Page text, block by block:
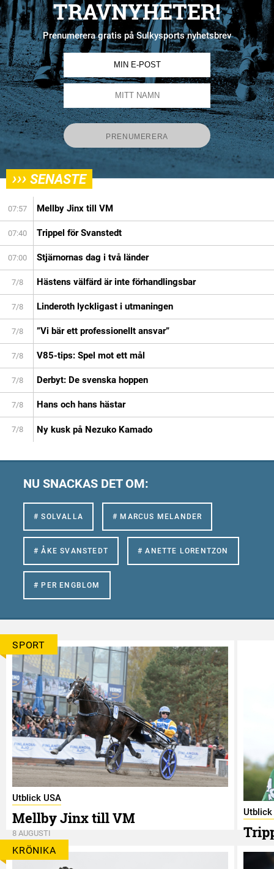
TRAVNYHETER!
Prenumerera gratis på Sulkysports nyhetsbrev
››› SENASTE
07:57 Mellby Jinx till VM
07:40 Trippel för Svanstedt
07:00 Stjärnornas dag i två länder
7/8 Hästens välfärd är inte förhandlingsbar
7/8 Linderoth lyckligast i utmaningen
7/8 ”Vi bär ett professionellt ansvar”
7/8 V85-tips: Spel mot ett mål
7/8 Derbyt: De svenska hoppen
7/8 Hans och hans hästar
7/8 Ny kusk på Nezuko Kamado
NU SNACKAS DET OM:
# SOLVALLA # MARCUS MELANDER
# ÅKE SVANSTEDT # ANETTE LORENTZON
# PER ENGBLOM
SPORT
Utblick USA
Mellby Jinx till VM
8 AUGUSTI
Utblick
KRÖNIKA